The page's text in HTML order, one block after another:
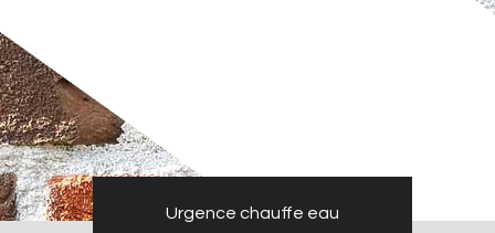
Urgence chauffe eau